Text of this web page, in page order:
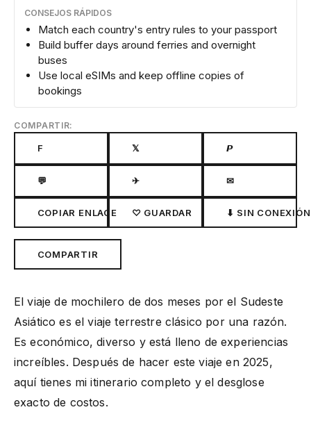
CONSEJOS RÁPIDOS
Match each country's entry rules to your passport
Build buffer days around ferries and overnight
buses
Use local eSIMs and keep offline copies of
bookings
COMPARTIR:
F 𝕏 𝙋
💬 ✈ ✉
COPIAR ENLACE ♡ GUARDAR ⬇ SIN CONEXIÓN
COMPARTIR
El viaje de mochilero de dos meses por el Sudeste
Asiático es el viaje terrestre clásico por una razón.
Es económico, diverso y está lleno de experiencias
increíbles. Después de hacer este viaje en 2025,
aquí tienes mi itinerario completo y el desglose
exacto de costos.